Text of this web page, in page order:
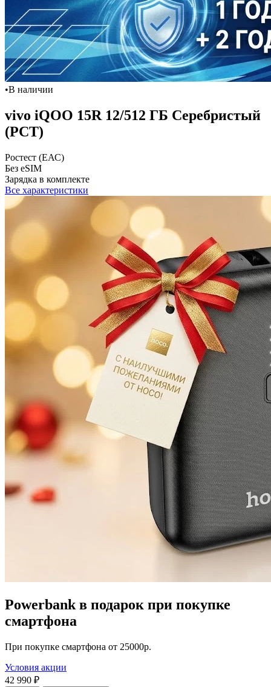
•В наличии
vivo iQOO 15R 12/512 ГБ Серебристый
(РСТ)
Ростест (ЕАС)
Без eSIM
Зарядка в комплекте
Все характеристики
Powerbank в подарок при покупке
смартфона
При покупке смартфона от 25000р.
Условия акции
42 990 ₽